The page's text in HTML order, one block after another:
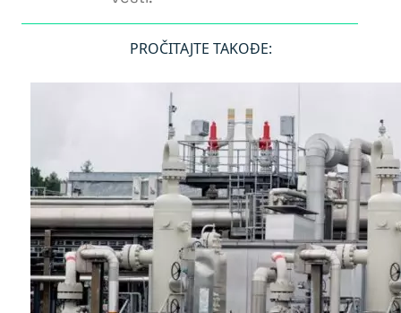
PROČITAJTE TAKOĐE: